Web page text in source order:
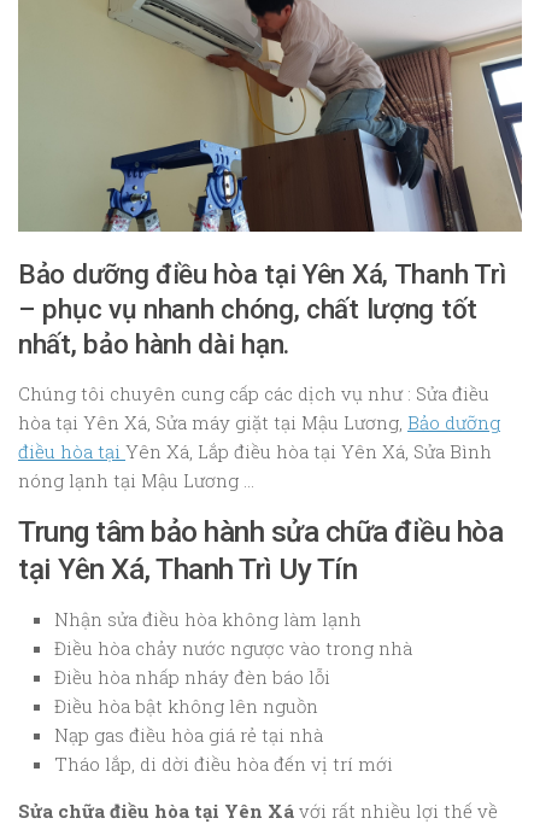
Bảo dưỡng điều hòa tại Yên Xá, Thanh Trì
– phục vụ nhanh chóng, chất lượng tốt
nhất, bảo hành dài hạn.
Chúng tôi chuyên cung cấp các dịch vụ như : Sửa điều
hòa tại Yên Xá, Sửa máy giặt tại Mậu Lương, Bảo dưỡng
điều hòa tại Yên Xá, Lắp điều hòa tại Yên Xá, Sửa Bình
nóng lạnh tại Mậu Lương …
Trung tâm bảo hành sửa chữa điều hòa
tại Yên Xá, Thanh Trì Uy Tín
Nhận sửa điều hòa không làm lạnh
Điều hòa chảy nước ngược vào trong nhà
Điều hòa nhấp nháy đèn báo lỗi
Điều hòa bật không lên nguồn
Nạp gas điều hòa giá rẻ tại nhà
Tháo lắp, di dời điều hòa đến vị trí mới
Sửa chữa điều hòa tại Yên Xá với rất nhiều lợi thế về